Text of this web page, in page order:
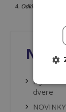
Myslíš na
dvere